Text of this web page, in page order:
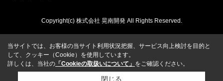
Copyright(c) 株式会社 晃南開発 All Rights Reserved.
当サイトでは、お客様の当サイト利用状況把握、サービス向上検討を目的と
して、クッキー（Cookie）を使用しています。
詳しくは、当社の 「Cookieの取扱いについて」 をご確認ください。
閉じる